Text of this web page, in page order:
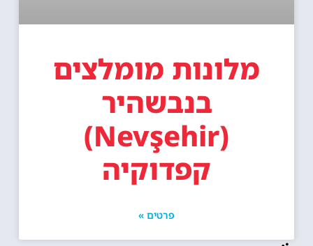
מלונות מומלצים
בנבשהיר
(Nevşehir)
קפדוקיה
פרטים »